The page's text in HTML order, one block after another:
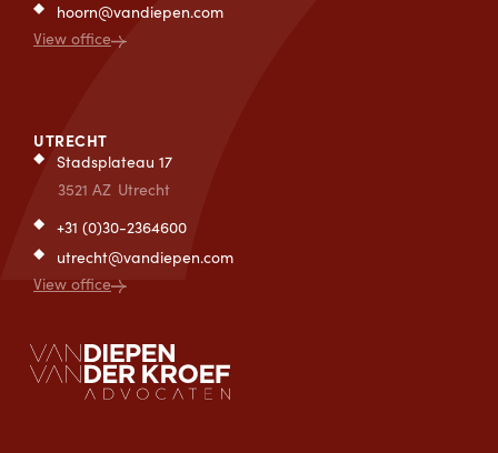
hoorn@vandiepen.com
View office
UTRECHT
Stadsplateau 17
3521 AZ Utrecht
+31 (0)30-2364600
utrecht@vandiepen.com
View office